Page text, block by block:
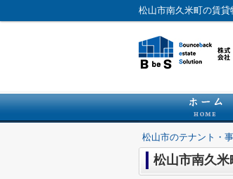
松山市南久米町の賃
松山市のテナント・
松山市南久